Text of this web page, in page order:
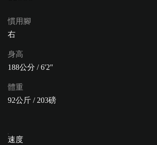
慣用腳
右
身高
188公分 / 6'2"
體重
92公斤 / 203磅
速度